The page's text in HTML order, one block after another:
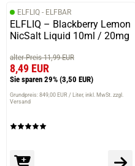
prev
ELFLIQ - ELFBAR
ELFLIQ – Blackberry Lemon
NicSalt Liquid 10ml / 20mg
alter Preis 11,99 EUR
8,49 EUR
Sie sparen 29% (3,50 EUR)
Grundpreis: 849,00 EUR / Liter inkl. MwSt. zzgl.
Versand